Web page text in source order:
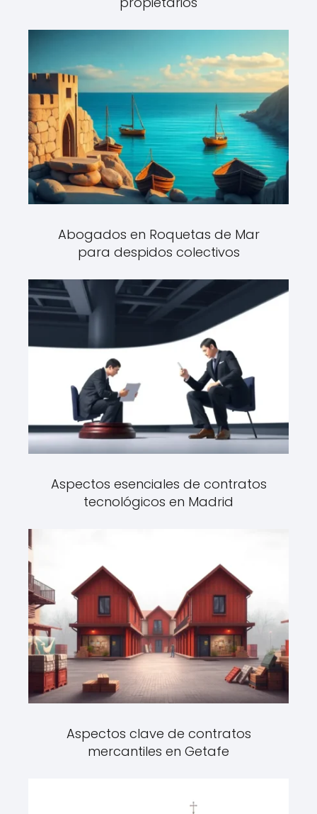
Abogados en Roquetas de Mar
para despidos colectivos
Aspectos esenciales de contratos
tecnológicos en Madrid
Aspectos clave de contratos
mercantiles en Getafe